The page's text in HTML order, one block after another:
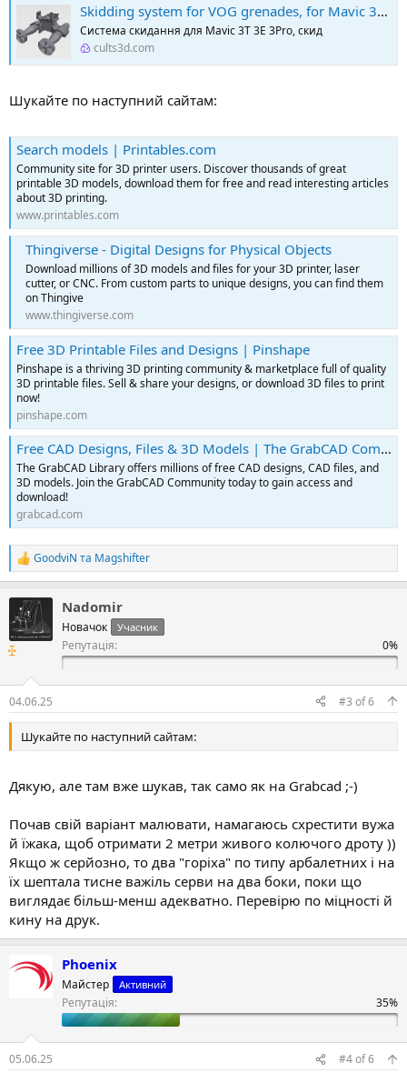
Skidding system for VOG grenades, for Mavic 3T 3E 3Pro
Система скидання для Mavic 3T 3E 3Pro, скид
cults3d.com
Шукайте по наступний сайтам:
Search models | Printables.com
Community site for 3D printer users. Discover thousands of great
printable 3D models, download them for free and read interesting articles
about 3D printing.
www.printables.com
Thingiverse - Digital Designs for Physical Objects
Download millions of 3D models and files for your 3D printer, laser
cutter, or CNC. From custom parts to unique designs, you can find them
on Thingive
www.thingiverse.com
Free 3D Printable Files and Designs | Pinshape
Pinshape is a thriving 3D printing community & marketplace full of quality
3D printable files. Sell & share your designs, or download 3D files to print
now!
pinshape.com
Free CAD Designs, Files & 3D Models | The GrabCAD Community Library
The GrabCAD Library offers millions of free CAD designs, CAD files, and
3D models. Join the GrabCAD Community today to gain access and
download!
grabcad.com
Р
е
к
ц
і
ї
GoodviN та Magshifter
Nadomir
Новачок Учасник
Репутація:
04.06.25 #3 of6
Шукайте по наступний сайтам:
Дякую, але там вже шукав, так само як на Grabcad ;-)
Почав свій варіант малювати, намагаюсь схрестити вужа
й їжака, щоб отримати 2 метри живого колючого дроту ))
Якщо ж серйозно, то два "горіха" по типу арбалетних і на
їх шептала тисне важіль серви на два боки, поки що
виглядає більш-менш адекватно. Перевірю по міцності й
кину на друк.
Phoenix
Майстер Активний
Репутація:
05.06.25 #4of6